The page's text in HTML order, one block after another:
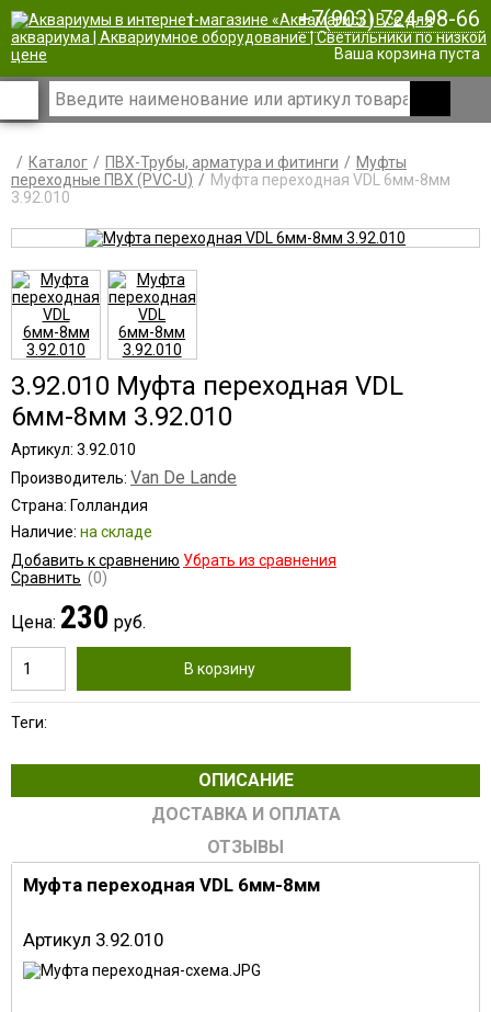
| +7(903) 724-98-66
Ваша корзина пуста
Каталог ПВХ-Трубы, арматура и фитинги
Муфты
переходные ПВХ (PVC-U)
Муфта переходная VDL 6мм-8мм
3.92.010
3.92.010 Муфта переходная VDL
6мм-8мм 3.92.010
Артикул: 3.92.010
Производитель: Van De Lande
Страна: Голландия
Наличие: на складе
Добавить к сравнению Убрать из сравнения
Сравнить (0)
Цена: 230 руб.
В корзину
Теги:
ОПИСАНИЕ
ДОСТАВКА И ОПЛАТА
ОТЗЫВЫ
Муфта переходная VDL 6мм-8мм
Артикул 3.92.010